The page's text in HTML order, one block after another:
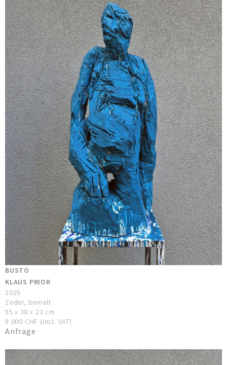
BUSTO
KLAUS PRIOR
2025
Zeder, bemalt
95 x 38 x 23 cm
9.000 CHF (incl. VAT)
Anfrage